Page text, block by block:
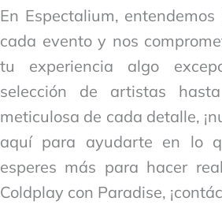
En Espectalium,
cada evento y nos
tu experiencia algo
selección de artistas
meticulosa de cada detalle,
aquí para ayudarte en lo
esperes más para hacer
Coldplay con Paradise,